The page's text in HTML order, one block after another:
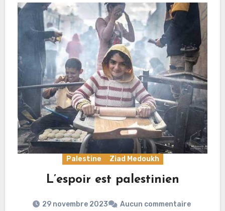
Palestine Ziad Medoukh
L’espoir est palestinien
29 novembre 2023 Aucun commentaire